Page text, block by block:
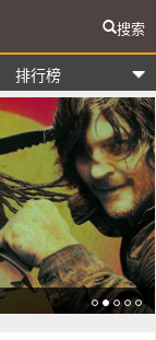
排行榜
搜索